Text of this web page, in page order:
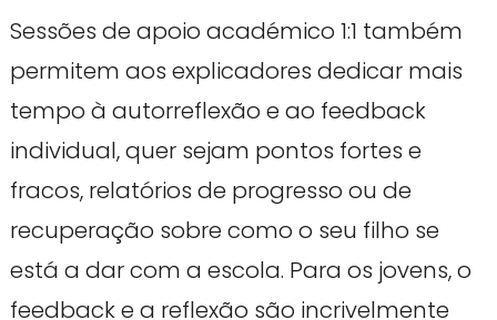
Sessões de apoio académico 1:1 também
permitem aos explicadores dedicar mais
tempo à autorreflexão e ao feedback
individual, quer sejam pontos fortes e
fracos, relatórios de progresso ou de
recuperação sobre como o seu filho se
está a dar com a escola. Para os jovens, o
feedback e a reflexão são incrivelmente